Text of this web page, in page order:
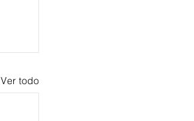
Ver todo